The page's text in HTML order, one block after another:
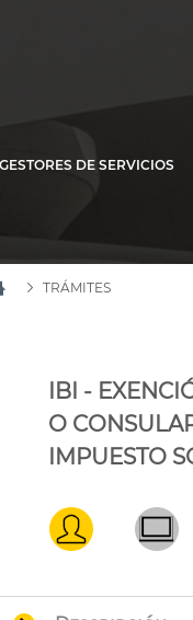
TRÁMITES
IBI -
O
IMPUESTO